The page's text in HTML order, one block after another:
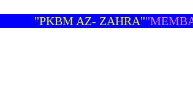
"PKBM AZ- ZAHRA"